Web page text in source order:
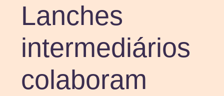
Lanches
intermediários
colaboram